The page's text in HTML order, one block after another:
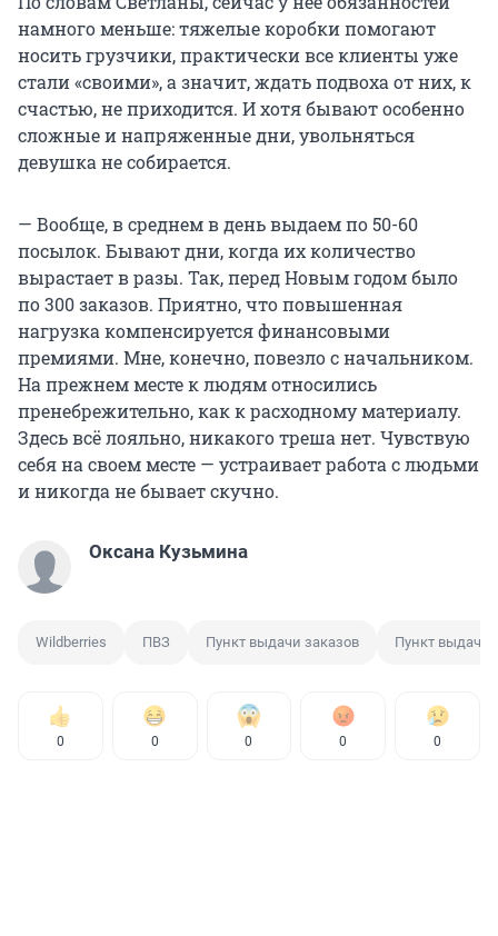
намного меньше: тяжелые коробки помогают
носить грузчики, практически все клиенты уже
стали «своими», а значит, ждать подвоха от них, к
счастью, не приходится. И хотя бывают особенно
сложные и напряженные дни, увольняться
девушка не собирается.
— Вообще, в среднем в день выдаем по 50-60
посылок. Бывают дни, когда их количество
вырастает в разы. Так, перед Новым годом было
по 300 заказов. Приятно, что повышенная
нагрузка компенсируется финансовыми
премиями. Мне, конечно, повезло с начальником.
На прежнем месте к людям относились
пренебрежительно, как к расходному материалу.
Здесь всё лояльно, никакого треша нет. Чувствую
себя на своем месте — устраивает работа с людьми
и никогда не бывает скучно.
Оксана Кузьмина
Wildberries ПВЗ Пункт выдачи заказов Пункт выдачи
0 0 0 0 0